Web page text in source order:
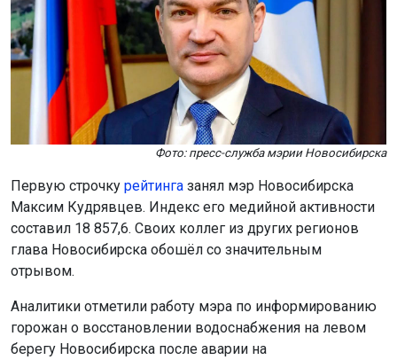
Фото: пресс-служба мэрии Новосибирска
Первую строчку рейтинга занял мэр Новосибирска
Максим Кудрявцев. Индекс его медийной активности
составил 18 857,6. Своих коллег из других регионов
глава Новосибирска обошёл со значительным
отрывом.
Аналитики отметили работу мэра по информированию
горожан о восстановлении водоснабжения на левом
берегу Новосибирска после аварии на